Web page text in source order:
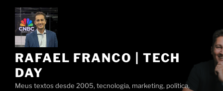
Pular
conteúdo
RAFAEL FRANCO | TECH
DAY
Meus textos desde 2005, tecnologia, marketing, política,